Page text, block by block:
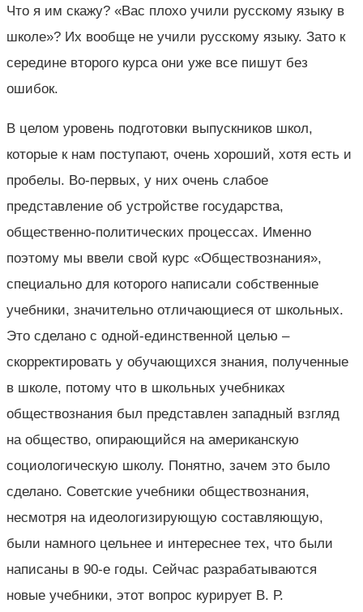
Что я им скажу? «Вас плохо учили русскому языку в
школе»? Их вообще не учили русскому языку. Зато к
середине второго курса они уже все пишут без
ошибок.
В целом уровень подготовки выпускников школ,
которые к нам поступают, очень хороший, хотя есть и
пробелы. Во-первых, у них очень слабое
представление об устройстве государства,
общественно-политических процессах. Именно
поэтому мы ввели свой курс «Обществознания»,
специально для которого написали собственные
учебники, значительно отличающиеся от школьных.
Это сделано с одной-единственной целью –
скорректировать у обучающихся знания, полученные
в школе, потому что в школьных учебниках
обществознания был представлен западный взгляд
на общество, опирающийся на американскую
социологическую школу. Понятно, зачем это было
сделано. Советские учебники обществознания,
несмотря на идеологизирующую составляющую,
были намного цельнее и интереснее тех, что были
написаны в 90-е годы. Сейчас разрабатываются
новые учебники, этот вопрос курирует В. Р.